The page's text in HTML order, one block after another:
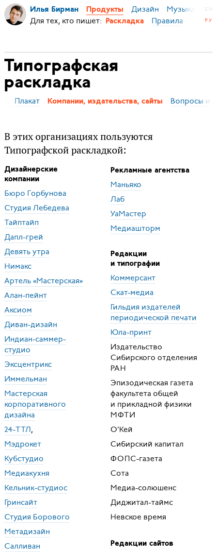
Илья Бирман Продукты Дизайн Музыка
EN
РУ
Для тех, кто пишет: Раскладка Правила Эгея
Типографская
раскладка
Плакат Компании, издательства, сайты Вопросы и
В этих организациях пользуются
Типографской раскладкой:
Дизайнерские
компании
Бюро Горбунова
Студия Лебедева
Тайптайп
Дапл-грей
Девять утра
Нимакс
Артель «Мастерская»
Алан-пейнт
Аксиом
Диван-дизайн
Индиан-саммер-
студио
Эксцентрикс
Иммельман
Мастерская
корпоративного
дизайна
24-ТТЛ,
Мэдрокет
Кубстудио
Медиакухня
Кельник-студиос
Гринсайт
Студия Борового
Метадизайн
Салливан
Рекламные агентства
Маньяко
Лаб
УаМастер
Медиашторм
Редакции
и типографии
Коммерсант
Скат-медиа
Гильдия издателей
периодической печати
Юла-принт
Издательство
Сибирского отделения
РАН
Эпизодическая газета
факультета общей
и прикладной физики
МФТИ
О’Кей
Сибирский капитал
ФОПС-газета
Сота
Медиа-солюшенс
Диджитал-таймс
Невское время
Редакции сайтов